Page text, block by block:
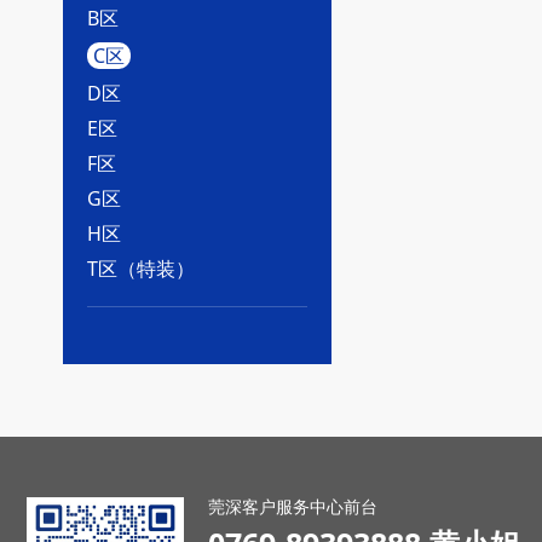
B区
C区
D区
E区
F区
G区
H区
T区（特装）
莞深客户服务中心前台